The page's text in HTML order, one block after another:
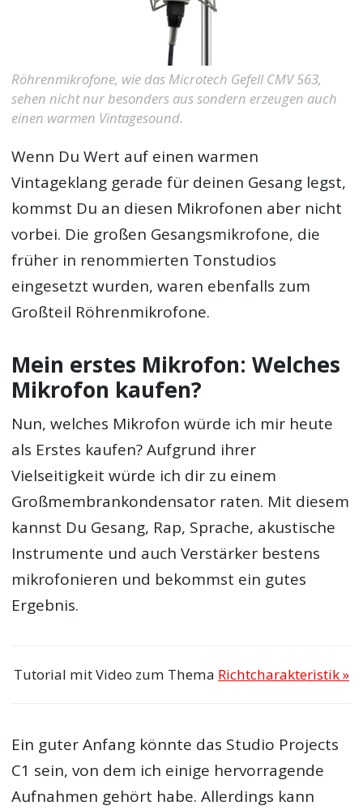
Röhrenmikrofone, wie das Microtech Gefell CMV 563,
sehen nicht nur besonders aus sondern erzeugen auch
einen warmen Vintagesound.
Wenn Du Wert auf einen warmen
Vintageklang gerade für deinen Gesang legst,
kommst Du an diesen Mikrofonen aber nicht
vorbei. Die großen Gesangsmikrofone, die
früher in renommierten Tonstudios
eingesetzt wurden, waren ebenfalls zum
Großteil Röhrenmikrofone.
Mein erstes Mikrofon: Welches
Mikrofon kaufen?
Nun, welches Mikrofon würde ich mir heute
als Erstes kaufen? Aufgrund ihrer
Vielseitigkeit würde ich dir zu einem
Großmembrankondensator raten. Mit diesem
kannst Du Gesang, Rap, Sprache, akustische
Instrumente und auch Verstärker bestens
mikrofonieren und bekommst ein gutes
Ergebnis.
Tutorial mit Video zum Thema Richtcharakteristik »
Ein guter Anfang könnte das Studio Projects
C1 sein, von dem ich einige hervorragende
Aufnahmen gehört habe. Allerdings kann